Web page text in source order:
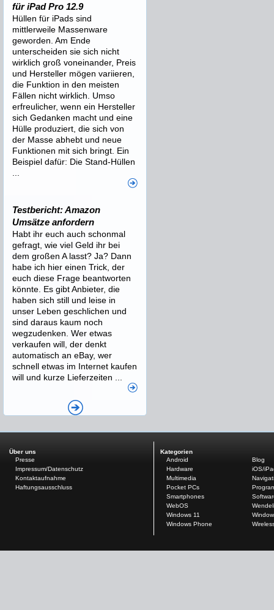
für iPad Pro 12.9
Hüllen für iPads sind
mittlerweile Massenware
geworden. Am Ende
unterscheiden sie sich nicht
wirklich groß voneinander, Preis
und Hersteller mögen variieren,
die Funktion in den meisten
Fällen nicht wirklich. Umso
erfreulicher, wenn ein Hersteller
sich Gedanken macht und eine
Hülle produziert, die sich von
der Masse abhebt und neue
Funktionen mit sich bringt. Ein
Beispiel dafür: Die Stand-Hüllen
Testbericht: Amazon
Umsätze anfordern
Habt ihr euch auch schonmal
gefragt, wie viel Geld ihr bei
dem großen A lasst? Ja? Dann
habe ich hier einen Trick, der
euch diese Frage beantworten
könnte. Es gibt Anbieter, die
haben sich still und leise in
unser Leben geschlichen und
sind daraus kaum noch
wegzudenken. Wer etwas
verkaufen will, der denkt
automatisch an eBay, wer
schnell etwas im Internet kaufen
will und kurze Lieferzeiten ...
Über uns
Presse
Impressum/Datenschutz
Kontaktaufnahme
Haftungsausschluss
Kategorien
Android
Blog
Hardware
iOS/
Multimedia
Pocket PCs
Smartphones
WebOS
Windows 11
Windows Phone